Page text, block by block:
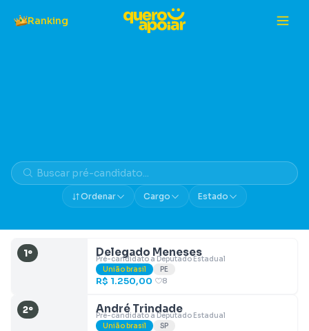
Ranking
Vaquinhas do União Brasil
Ordenar Cargo Estado
1º Delegado Meneses
Pré-candidato a Deputado Estadual
União brasil
PE
R$ 1.250,00 8
2º André Trindade
Pré-candidato a Deputado Estadual
União brasil
SP